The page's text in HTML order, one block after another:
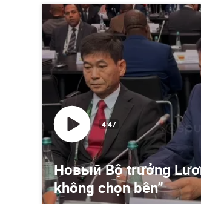
Новый Bộ trưởng
không chọn bên”
4:47